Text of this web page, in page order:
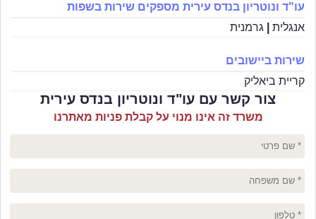
עו"ד ונוטריון בנדס עירית מספקים שירות בשפות
אנגלית
גרמנית
שירות ביישובים
קריית ביאליק
צור קשר עם עו"ד ונוטריון בנדס עירית
משרד זה אינו מנוי על קבלת פניות מאתרנו